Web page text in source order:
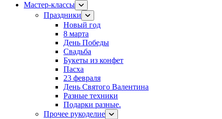
Мастер-классы
Праздники
Новый год
8 марта
День Победы
Свадьба
Букеты из конфет
Пасха
23 февраля
День Святого Валентина
Разные техники
Подарки разные.
Прочее рукоделие